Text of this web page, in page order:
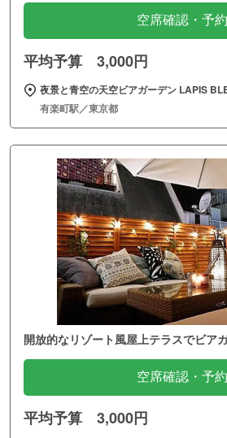
空席確認・予約
平均予算 3,000円
夜景と青空の天空ビアガーデン LAPIS
有楽町駅／東京都
開放的なリゾート風屋上テラスでビア
空席確認・予約
平均予算 3,000円